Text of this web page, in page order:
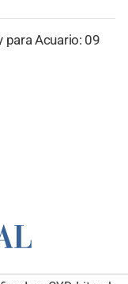
para Acuario: 09